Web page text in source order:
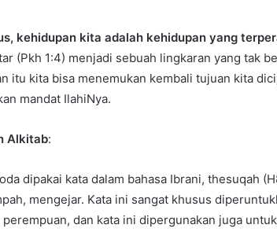
kehidupan kita adalah kehidupan yang
(Pkh 1:4) menjadi sebuah lingkaran yang tak
itu kita bisa menemukan kembali tujuan kita
mandat IlahiNya.
Alkitab:
dipakai kata dalam bahasa Ibrani, thesuqah
mengejar. Kata ini sangat khusus
dan kata ini dipergunakan juga